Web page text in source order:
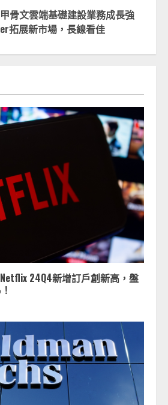
骨文雲端基礎建設業務成長強
拓展新市場，長線看佳
24Q4新增訂戶創新高，盤